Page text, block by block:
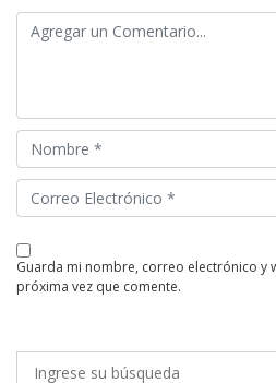
guarda mi nombre, correo electrónico y web en este navegador para la
próxima vez que comente.